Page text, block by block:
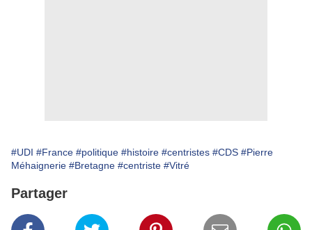
#UDI #France #politique #histoire #centristes #CDS #Pierre
Méhaignerie #Bretagne #centriste #Vitré
Partager